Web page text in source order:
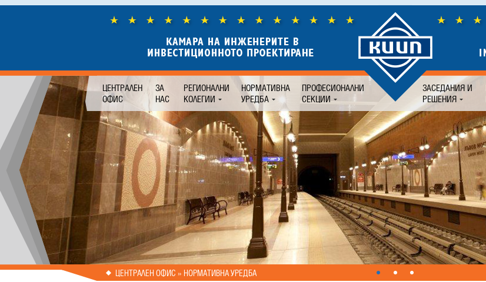
PrevNext
ЦЕНТРАЛЕН
ОФИС
ЗА
НАС
РЕГИОНАЛНИ
КОЛЕГИИ
НОРМАТИВНА
УРЕДБА
ПРОФЕСИОНАЛНИ
СЕКЦИИ
ЗАСЕДАНИЯ И
РЕШЕНИЯ
ЦЕНТРАЛЕН ОФИС » НОРМАТИВНА УРЕДБА